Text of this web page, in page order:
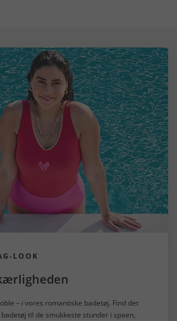
LOOK
– i vores romantiske badetøj. Find det
til de smukkeste stunder i spaen,